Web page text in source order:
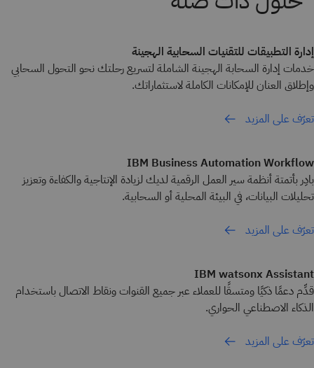
إدارة التطبيقات للتقنيات السحابية الهجينة
خدمات إدارة السحابة الهجينة الشاملة لتسريع رحلتك نحو التحول السحابي
وإطلاق العنان للإمكانات الكاملة لاستثماراتك.
تعرّف على المزيد
IBM Business Automation Workflow
بادِر بأتمتة أنظمة سير العمل الرقمية لديك لزيادة الإنتاجية والكفاءة وتعزيز
تحليلات البيانات، في البيئة المحلية أو السحابية.
تعرّف على المزيد
IBM watsonx Assistant
قدِّم دعمًا ذكيًا ومتسقًا للعملاء عبر جميع القنوات ونقاط الاتصال باستخدام
الذكاء الاصطناعي الحواري.
تعرّف على المزيد